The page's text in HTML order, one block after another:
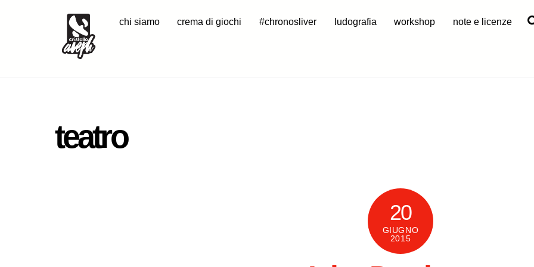
chi siamo crema di giochi #chronosliver ludografia workshop note e licenze
teatro
20
GIUGNO
2015